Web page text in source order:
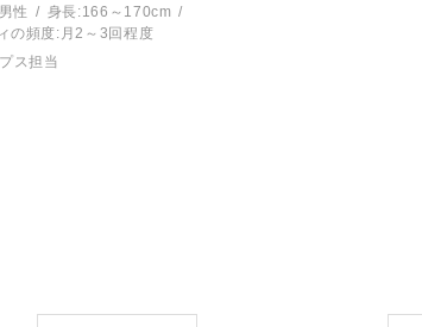
男性 身長:166～170cm
の頻度: 月2～3回程度
ス担当